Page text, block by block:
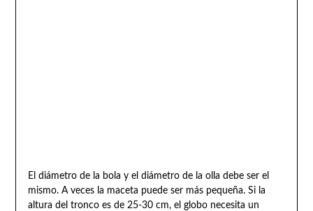
El diámetro de la bola y el diámetro de la olla debe ser el
mismo. A veces la maceta puede ser más pequeña. Si la
altura del tronco es de 25-30 cm, el globo necesita un